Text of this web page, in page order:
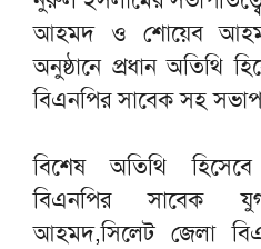
আহমদ ও শোয়েব
অনুষ্ঠানে প্রধান অতিথি
বিএনপির সাবেক সহ
বিশেষ অতিথি হিসেবে
বিএনপির সাবেক
আহমদ,সিলেট জেলা